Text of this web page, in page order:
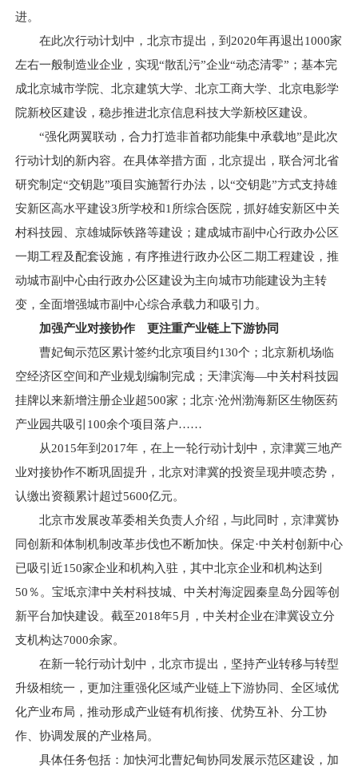
进。
在此次行动计划中，北京市提出，到2020年再退出1000家
左右一般制造业企业，实现“散乱污”企业“动态清零”；基本完
成北京城市学院、北京建筑大学、北京工商大学、北京电影学
院新校区建设，稳步推进北京信息科技大学新校区建设。
“强化两翼联动，合力打造非首都功能集中承载地”是此次
行动计划的新内容。在具体举措方面，北京提出，联合河北省
研究制定“交钥匙”项目实施暂行办法，以“交钥匙”方式支持雄
安新区高水平建设3所学校和1所综合医院，抓好雄安新区中关
村科技园、京雄城际铁路等建设；建成城市副中心行政办公区
一期工程及配套设施，有序推进行政办公区二期工程建设，推
动城市副中心由行政办公区建设为主向城市功能建设为主转
变，全面增强城市副中心综合承载力和吸引力。
加强产业对接协作 更注重产业链上下游协同
曹妃甸示范区累计签约北京项目约130个；北京新机场临
空经济区空间和产业规划编制完成；天津滨海—中关村科技园
挂牌以来新增注册企业超500家；北京·沧州渤海新区生物医药
产业园共吸引100余个项目落户……
从2015年到2017年，在上一轮行动计划中，京津冀三地产
业对接协作不断巩固提升，北京对津冀的投资呈现井喷态势，
认缴出资额累计超过5600亿元。
北京市发展改革委相关负责人介绍，与此同时，京津冀协
同创新和体制机制改革步伐也不断加快。保定·中关村创新中心
已吸引近150家企业和机构入驻，其中北京企业和机构达到
50％。宝坻京津中关村科技城、中关村海淀园秦皇岛分园等创
新平台加快建设。截至2018年5月，中关村企业在津冀设立分
支机构达7000余家。
在新一轮行动计划中，北京市提出，坚持产业转移与转型
升级相统一，更加注重强化区域产业链上下游协同、全区域优
化产业布局，推动形成产业链有机衔接、优势互补、分工协
作、协调发展的产业格局。
具体任务包括：加快河北曹妃甸协同发展示范区建设，加